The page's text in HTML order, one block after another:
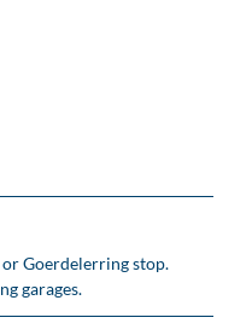
Goerdelerring stop.
garages.